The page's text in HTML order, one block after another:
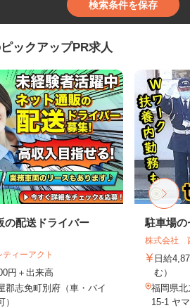
検索条件を保存
ックアップPR求人
の配送ドライバー
ィーアクト
円＋出来高
郡志免町別府（車・バイ
駐車場の
株式会社
日給
む）
福岡県北
15-1 ヤ